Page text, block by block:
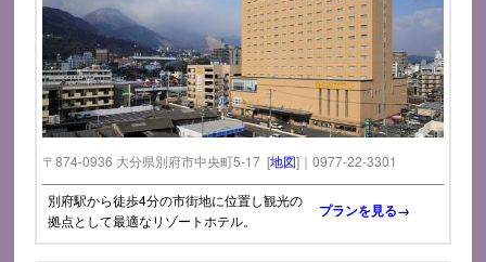
〒874-0936 大分県別府市中央町5-17 [地図]｜0977-22-3301
別府駅から徒歩4分の市街地に位置し観光の
拠点として最適なリゾートホテル。
プランを見る→